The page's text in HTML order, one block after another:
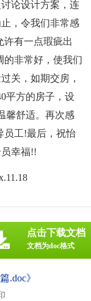
论设计方案，连
，令我们非常感
许有一点瑕疵出
的非常好，使我们
关，如期交房，
平方的房子，设
馨舒适。再次感
员工!最后，祝怡
幸福!!
.doc》
点击下载文档
文档为doc格式